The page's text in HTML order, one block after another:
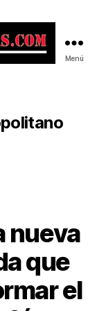
Menú
nueva
que
el